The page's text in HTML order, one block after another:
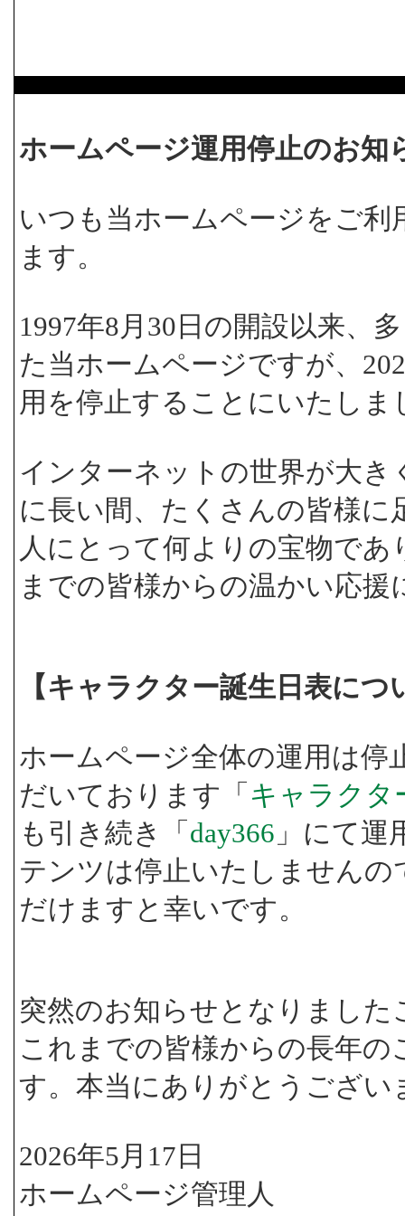
ホームページ運用停止のお知
いつも当ホームページをご
ます。
1997年8月30日の開設以来、
た当ホームページですが、
用を停止することにいたしま
インターネットの世界が大
に長い間、たくさんの皆様
人にとって何よりの宝物で
までの皆様からの温かい応
【キャラクター誕生日表に
ホームページ全体の運用は停
だいております「 キャラクタ
も引き続き「 day366 」にて
テンツは停止いたしません
だけますと幸いです。
突然のお知らせとなりまし
これまでの皆様からの長年
す。本当にありがとうござい
2026年5月17日
ホームページ管理人